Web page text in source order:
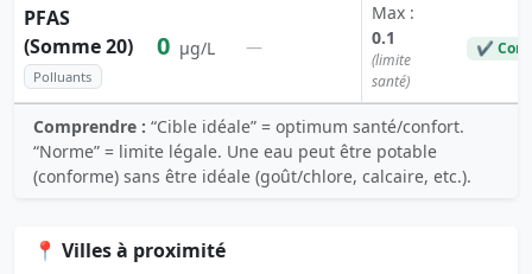
PFAS
(Somme 20)
Polluants
0 µg/L —
Max :
0.1
(limite
santé)
✔
Comprendre : “Cible idéale” = optimum santé/confort.
“Norme” = limite légale. Une eau peut être potable
(conforme) sans être idéale (goût/chlore, calcaire, etc.).
📍 Villes à proximité